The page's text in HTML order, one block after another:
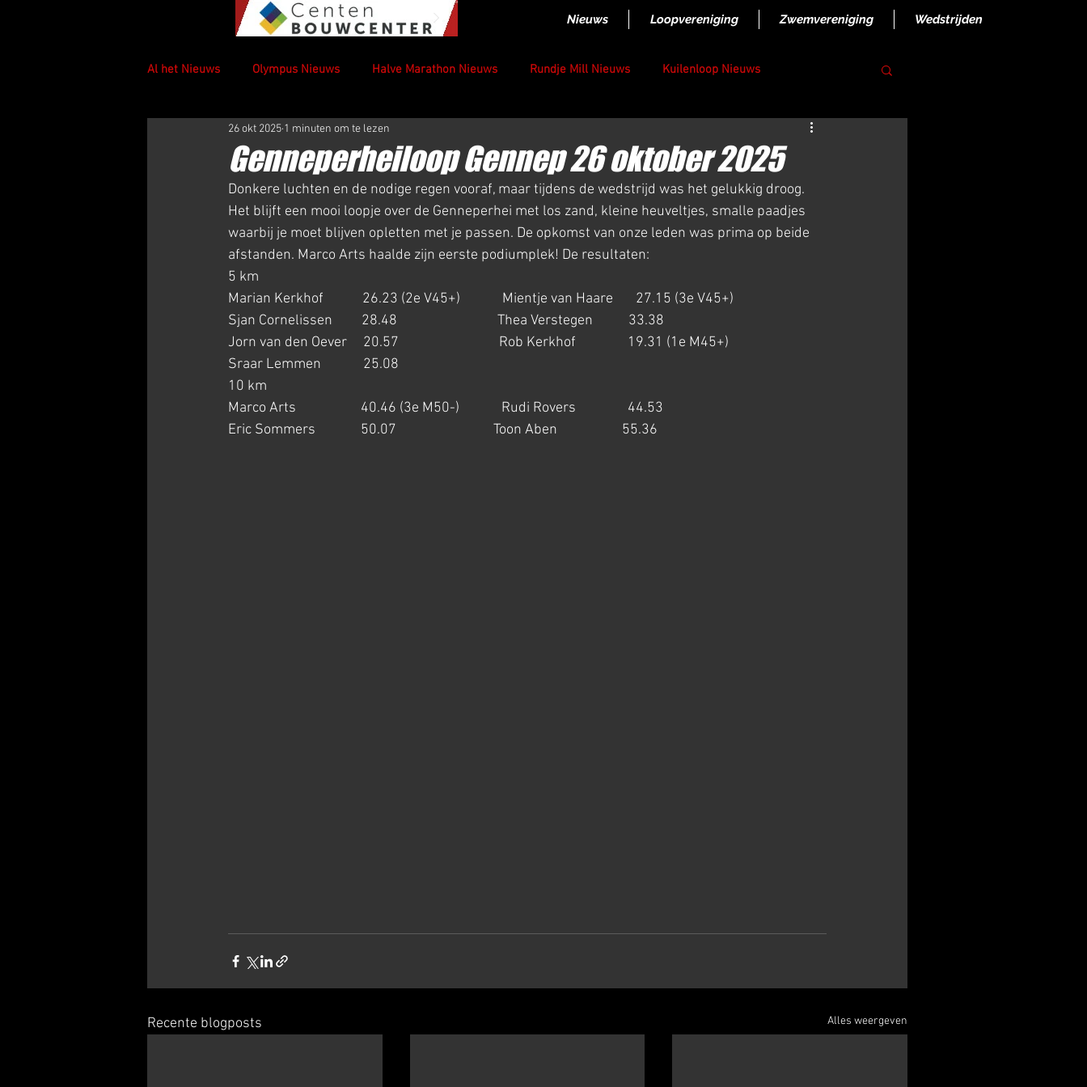
Nieuws Loopvereniging Zwemvereniging Wedstrijden
Al het Nieuws Olympus Nieuws Halve Marathon Nieuws Rundje Mill Nieuws Kuilenloop Nieuws
Genneperheiloop Gennep 26 oktober 2025
26 okt 2025 1 minuten om te lezen
Donkere luchten en de nodige regen vooraf, maar tijdens de wedstrijd was het gelukkig droog.
Het blijft een mooi loopje over de Genneperhei met los zand, kleine heuveltjes, smalle paadjes
waarbij je moet blijven opletten met je passen. De opkomst van onze leden was prima op beide
afstanden. Marco Arts haalde zijn eerste podiumplek! De resultaten:
5 km
Marian Kerkhof            26.23 (2e V45+)             Mientje van Haare       27.15 (3e V45+)
Sjan Cornelissen         28.48                               Thea Verstegen           33.38
Jorn van den Oever     20.57                               Rob Kerkhof                19.31 (1e M45+)
Sraar Lemmen             25.08
10 km
Marco Arts                    40.46 (3e M50-)             Rudi Rovers                44.53
Eric Sommers              50.07                              Toon Aben                    55.36
Recente blogposts Alles weergeven